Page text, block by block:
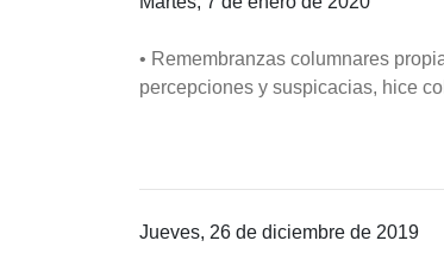
• Remembranzas columnares
percepciones y suspicacias, hice
Jueves, 26 de diciembre de 2019